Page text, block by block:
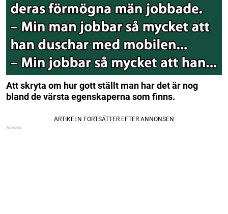
Att skryta om hur gott ställt man har det är nog
bland de värsta egenskaperna som finns.